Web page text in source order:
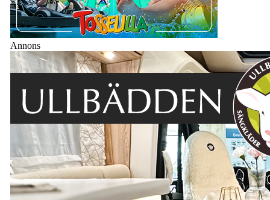
Annons